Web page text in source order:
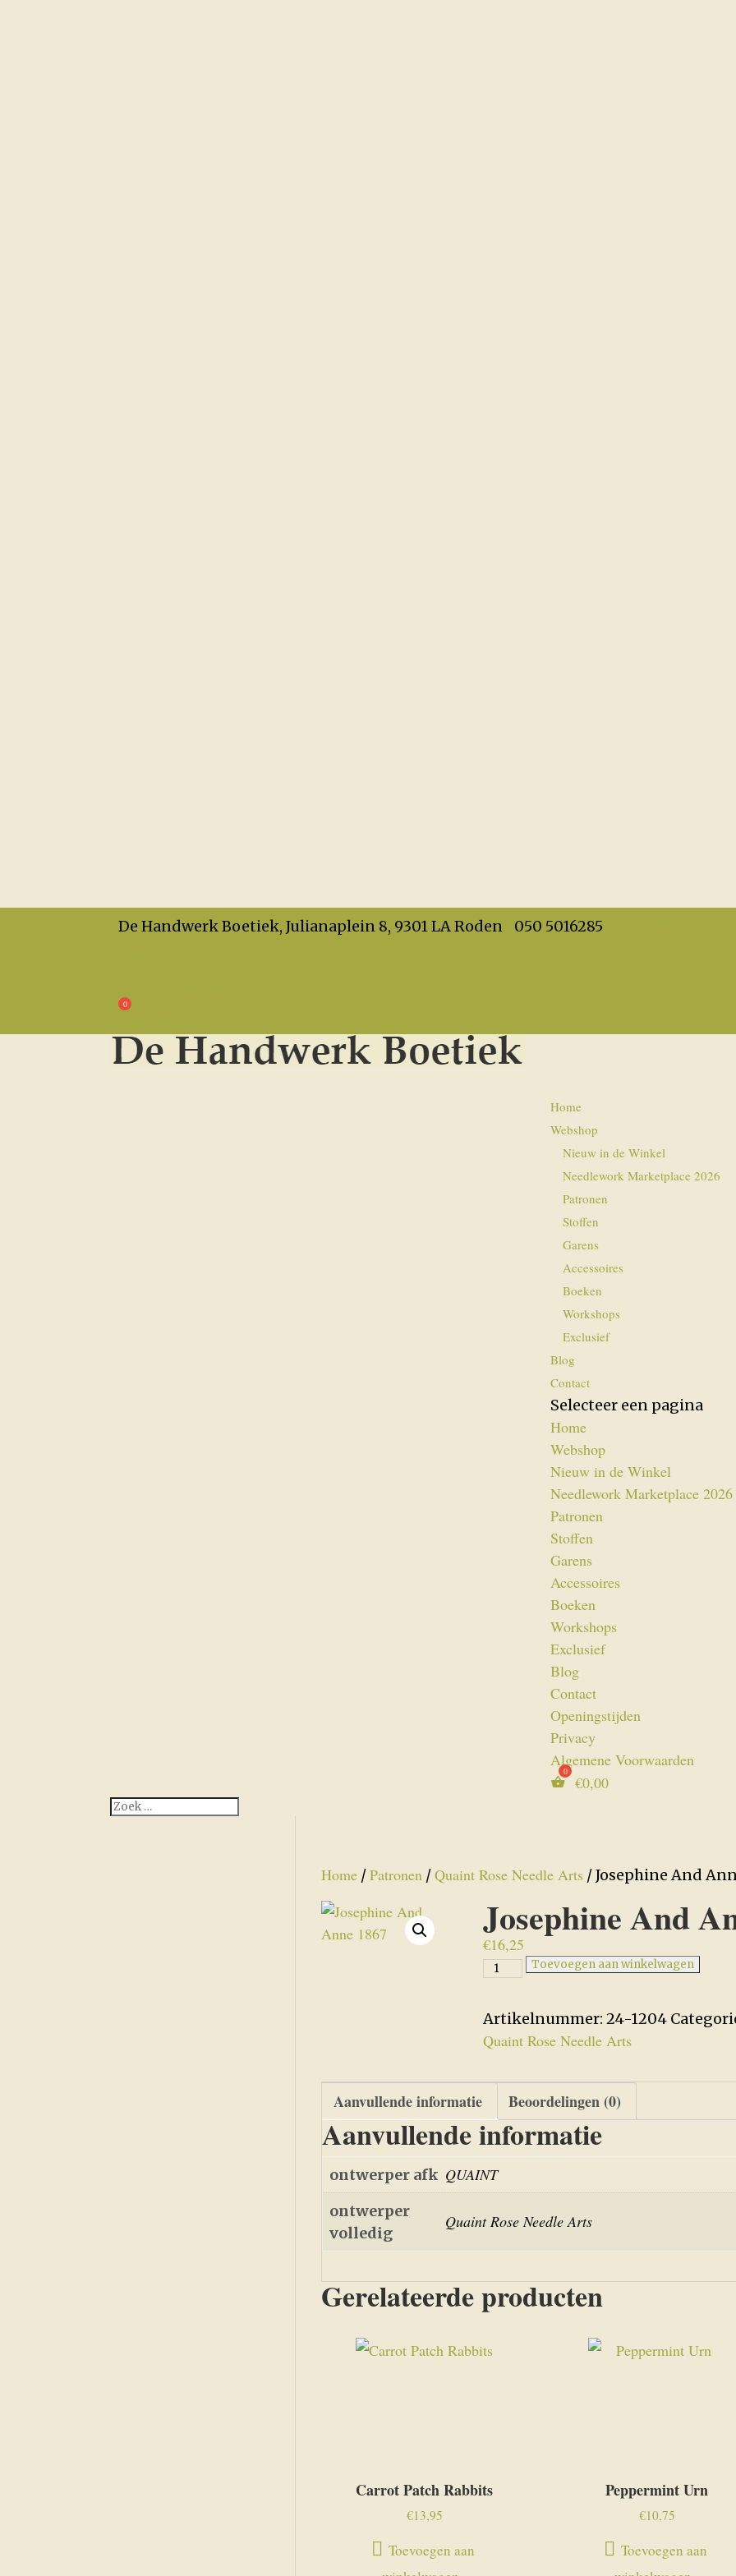
De Handwerk Boetiek, Julianaplein 8, 9301 LA Roden 050 5016285
Algemene Voorwaarden
Home
Webshop
Nieuw in de Winkel
Needlework Marketplace 2026
Patronen
Stoffen
Garens
Accessoires
Boeken
Workshops
Exclusief
Blog
Contact
Selecteer een pagina
Home
Webshop
Nieuw in de Winkel
Needlework Marketplace 2026
Patronen
Stoffen
Garens
Accessoires
Boeken
Workshops
Exclusief
Blog
Contact
Openingstijden
Privacy
Algemene Voorwaarden
€0,00
Home /Patronen /Quaint Rose Needle Arts / Josephine And
Josephine And
€16,25
Josephine
Anne
1867
aantal
Toevoegen aan winkelwagen
Artikelnummer: 24-1204
Quaint Rose Needle Arts
Aanvullende informatie Beoordelingen (0)
Aanvullende informatie
ontwerper afk QUAINT
ontwerper
volledig
Quaint Rose Needle Arts
Gerelateerde producten
Carrot Patch Rabbits
€13,95
Toevoegen aan
Peppermint Urn
€10,75
Toevoegen aan